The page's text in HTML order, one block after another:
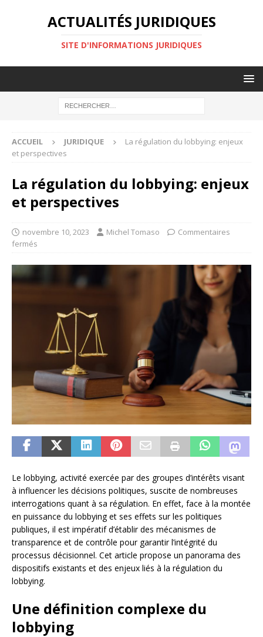
ACTUALITÉS JURIDIQUES
SITE D'INFORMATIONS JURIDIQUES
ACCUEIL JURIDIQUE
La régulation du lobbying: enjeux
et perspectives
La régulation du lobbying: enjeux
et perspectives
novembre 10, 2023 Michel Tomaso
Commentaires
fermés
Le lobbying, activité exercée par des groupes d’intérêts visant
à influencer les décisions politiques, suscite de nombreuses
interrogations quant à sa régulation. En effet, face à la montée
en puissance du lobbying et ses effets sur les politiques
publiques, il est impératif d’établir des mécanismes de
transparence et de contrôle pour garantir l’intégrité du
processus décisionnel. Cet article propose un panorama des
dispositifs existants et des enjeux liés à la régulation du
lobbying.
Une définition complexe du
lobbying